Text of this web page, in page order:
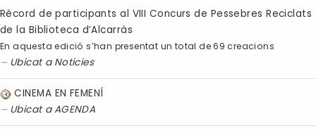
Rècord de participants al VIII Concurs de Pessebres Reciclats
de la Biblioteca d’Alcarràs
En aquesta edició s’han presentat un total de 69 creacions
Ubicat a Noticies
CINEMA EN FEMENÍ
Ubicat aAGENDA